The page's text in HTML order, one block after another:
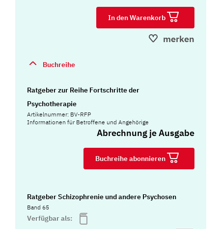
In den Warenkorb
merken
Buchreihe
Ratgeber zur Reihe Fortschritte der
Psychotherapie
Artikelnummer: BV-RFP
Informationen für Betroffene und Angehörige
Abrechnung je Ausgabe
Buchreihe abonnieren
Ratgeber Schizophrenie und andere Psychosen
Band 65
Verfügbar als: